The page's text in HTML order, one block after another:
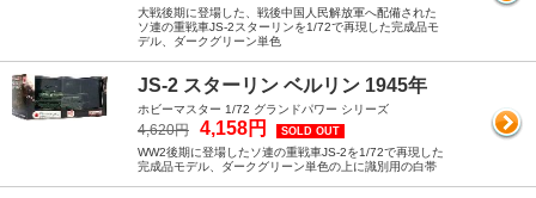
大戦後期に登場した、戦後中国人民解放軍へ配備された
ソ連の重戦車JS-2スターリンを1/72で再現した完成品モ
デル、ダークグリーン単色
JS-2 スターリン ベルリン 1945年
ホビーマスター 1/72 グランドパワー シリーズ
4,620円 4,158円 SOLD OUT
WW2後期に登場したソ連の重戦車JS-2を1/72で再現した
完成品モデル、ダークグリーン単色の上に識別用の白帯